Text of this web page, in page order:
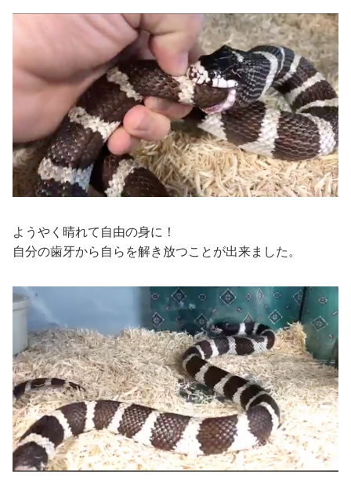
ようやく晴れて自由の身に！
自分の歯牙から自らを解き放つことが出来ました。